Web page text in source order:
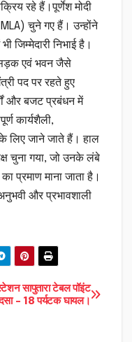
रहे हैं।पूर्णेश मोदी
चुने गए हैं। उन्होंने
जिम्मेदारी निभाई है।
सड़क एवं भवन जैसे
पद पर रहते हुए
और बजट प्रबंधन में
कार्यशैली,
लिए जाने जाते हैं। हाल
चुना गया, जो उनके लंबे
प्रमाण माना जाता है।
और प्रभावशाली
सापुतारा टेबल पॉइंट
– 18 पर्यटक घायल।